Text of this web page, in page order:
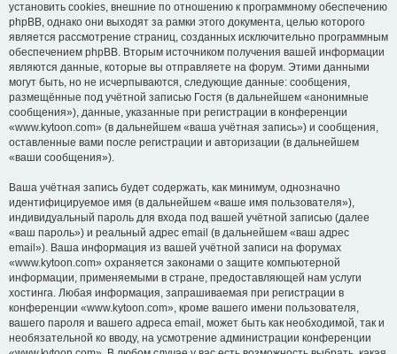
установить cookies, внешние по отношению к программному обеспечению
phpBB, однако они выходят за рамки этого документа, целью которого
является рассмотрение страниц, созданных исключительно программным
обеспечением phpBB. Вторым источником получения вашей информации
являются данные, которые вы отправляете на форум. Этими данными
могут быть, но не исчерпываются, следующие данные: сообщения,
размещённые под учётной записью Гостя (в дальнейшем «анонимные
сообщения»), данные, указанные при регистрации в конференции
«www.kytoon.com» (в дальнейшем «ваша учётная запись») и сообщения,
оставленные вами после регистрации и авторизации (в дальнейшем
«ваши сообщения»).
Ваша учётная запись будет содержать, как минимум, однозначно
идентифицируемое имя (в дальнейшем «ваше имя пользователя»),
индивидуальный пароль для входа под вашей учётной записью (далее
«ваш пароль») и реальный адрес email (в дальнейшем «ваш адрес
email»). Ваша информация из вашей учётной записи на форумах
«www.kytoon.com» охраняется законами о защите компьютерной
информации, применяемыми в стране, предоставляющей нам услуги
хостинга. Любая информация, запрашиваемая при регистрации в
конференции «www.kytoon.com», кроме вашего имени пользователя,
вашего пароля и вашего адреса email, может быть как необходимой, так и
необязательной ко вводу, на усмотрение администрации конференции